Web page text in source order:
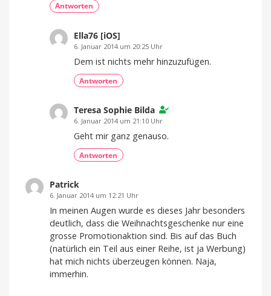
Antworten
Ella76 [iOS]
6. Januar 2014 um 20:25 Uhr
Dem ist nichts mehr hinzuzufügen.
Antworten
Teresa Sophie Bilda
6. Januar 2014 um 21:10 Uhr
Geht mir ganz genauso.
Antworten
Patrick
6. Januar 2014 um 12:21 Uhr
In meinen Augen wurde es dieses Jahr besonders
deutlich, dass die Weihnachtsgeschenke nur eine
grosse Promotionaktion sind. Bis auf das Buch
(natürlich ein Teil aus einer Reihe, ist ja Werbung)
hat mich nichts überzeugen können. Naja,
immerhin.